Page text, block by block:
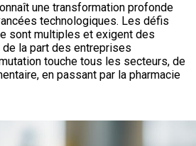
une transformation profonde
technologiques. Les défis
sont multiples et exigent des
la part des entreprises
touche tous les secteurs, de
en passant par la pharmacie